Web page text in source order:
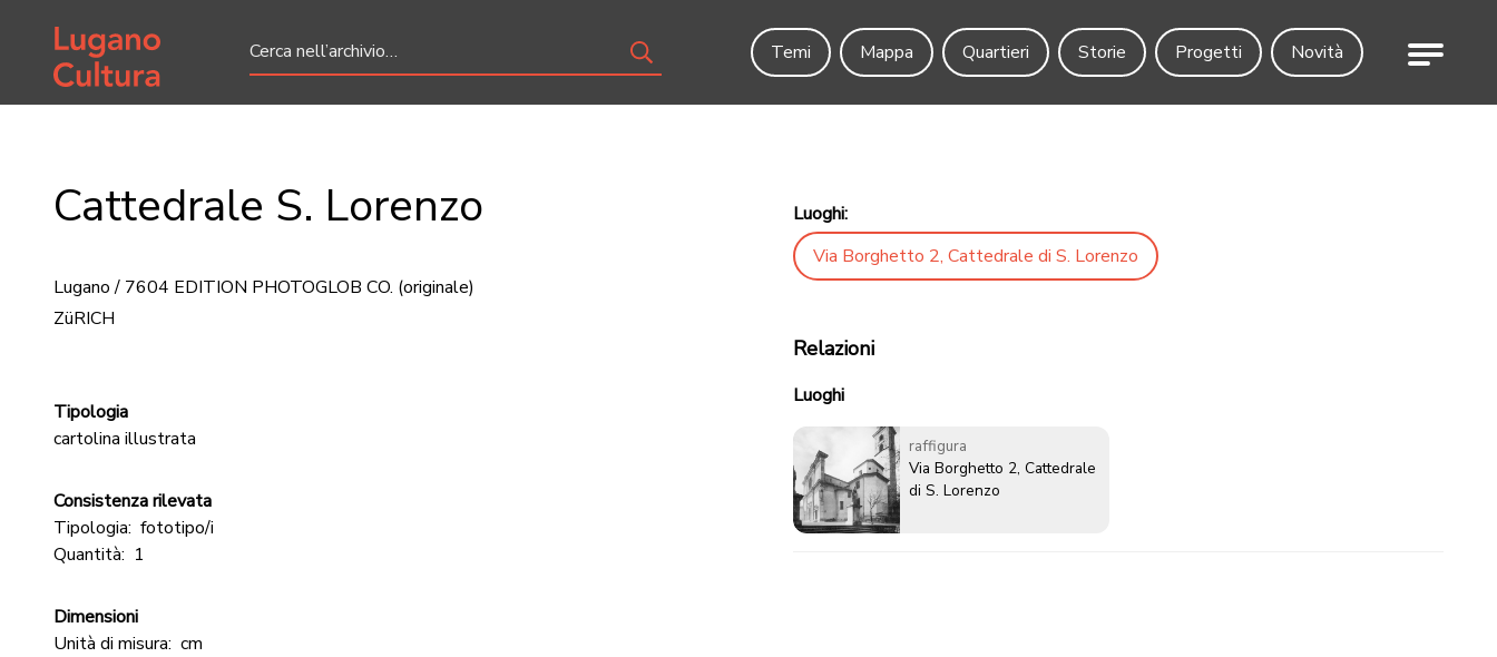
Home page
Temi
Mappa Quartieri Storie Progetti Novità Menu
Cattedrale S. Lorenzo
Lugano / 7604 EDITION PHOTOGLOB CO. (originale)
ZüRICH
Tipologia
cartolina illustrata
Consistenza rilevata
Tipologia: fototipo/i
Quantità: 1
Dimensioni
Unità di misura: cm
Luoghi:
Via Borghetto 2, Cattedrale di S. Lorenzo
Relazioni
Luoghi
raffigura
Via Borghetto 2, Cattedrale
di S. Lorenzo